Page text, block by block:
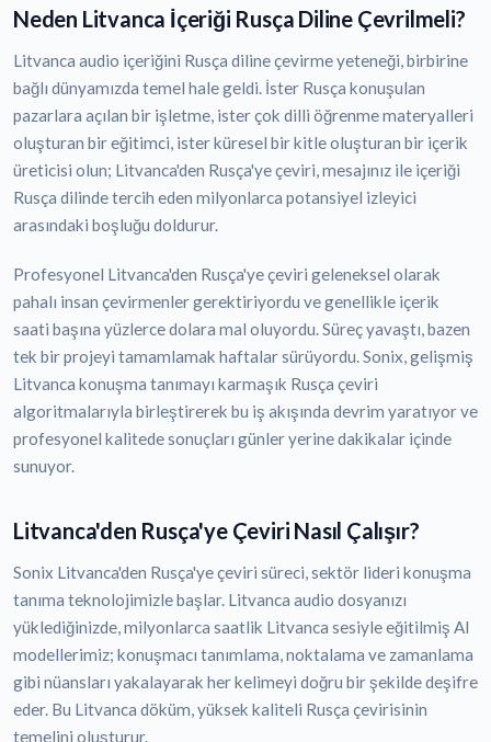
Neden Litvanca İçeriği Rusça Diline Çevrilmeli?
Litvanca audio içeriğini Rusça diline çevirme yeteneği, birbirine
bağlı dünyamızda temel hale geldi. İster Rusça konuşulan
pazarlara açılan bir işletme, ister çok dilli öğrenme materyalleri
oluşturan bir eğitimci, ister küresel bir kitle oluşturan bir içerik
üreticisi olun; Litvanca'den Rusça'ye çeviri, mesajınız ile içeriği
Rusça dilinde tercih eden milyonlarca potansiyel izleyici
arasındaki boşluğu doldurur.
Profesyonel Litvanca'den Rusça'ye çeviri geleneksel olarak
pahalı insan çevirmenler gerektiriyordu ve genellikle içerik
saati başına yüzlerce dolara mal oluyordu. Süreç yavaştı, bazen
tek bir projeyi tamamlamak haftalar sürüyordu. Sonix, gelişmiş
Litvanca konuşma tanımayı karmaşık Rusça çeviri
algoritmalarıyla birleştirerek bu iş akışında devrim yaratıyor ve
profesyonel kalitede sonuçları günler yerine dakikalar içinde
sunuyor.
Litvanca'den Rusça'ye Çeviri Nasıl Çalışır?
Sonix Litvanca'den Rusça'ye çeviri süreci, sektör lideri konuşma
tanıma teknolojimizle başlar. Litvanca audio dosyanızı
yüklediğinizde, milyonlarca saatlik Litvanca sesiyle eğitilmiş AI
modellerimiz; konuşmacı tanımlama, noktalama ve zamanlama
gibi nüansları yakalayarak her kelimeyi doğru bir şekilde deşifre
eder. Bu Litvanca döküm, yüksek kaliteli Rusça çevirisinin
temelini oluşturur.